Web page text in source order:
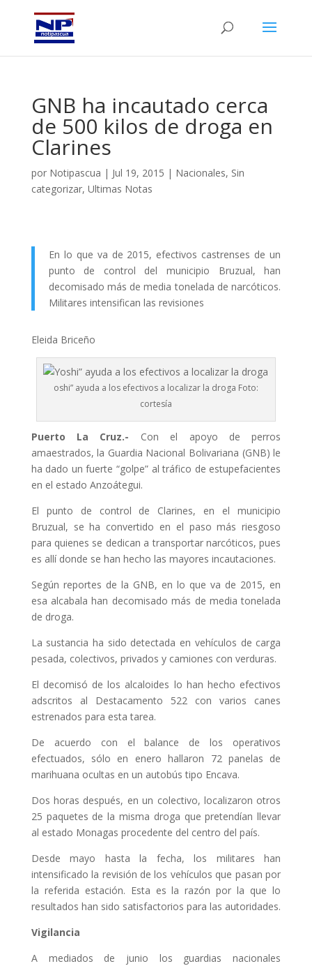
GNB ha incautado cerca
de 500 kilos de droga en
Clarines
por Notipascua | Jul 19, 2015 | Nacionales, Sin
categorizar, Ultimas Notas
En lo que va de 2015, efectivos castrenses de un
punto de control del municipio Bruzual, han
decomisado más de media tonelada de narcóticos.
Militares intensifican las revisiones
Eleida Briceño
oshi” ayuda a los efectivos a localizar la droga Foto:
cortesía
Puerto La Cruz.- Con el apoyo de perros
amaestrados, la Guardia Nacional Bolivariana (GNB) le
ha dado un fuerte “golpe” al tráfico de estupefacientes
en el estado Anzoátegui.
El punto de control de Clarines, en el municipio
Bruzual, se ha convertido en el paso más riesgoso
para quienes se dedican a transportar narcóticos, pues
es allí donde se han hecho las mayores incautaciones.
Según reportes de la GNB, en lo que va de 2015, en
esa alcabala han decomisado más de media tonelada
de droga.
La sustancia ha sido detectada en vehículos de carga
pesada, colectivos, privados y camiones con verduras.
El decomisó de los alcaloides lo han hecho efectivos
adscritos al Destacamento 522 con varios canes
estrenados para esta tarea.
De acuerdo con el balance de los operativos
efectuados, sólo en enero hallaron 72 panelas de
marihuana ocultas en un autobús tipo Encava.
Dos horas después, en un colectivo, localizaron otros
25 paquetes de la misma droga que pretendían llevar
al estado Monagas procedente del centro del país.
Desde mayo hasta la fecha, los militares han
intensificado la revisión de los vehículos que pasan por
la referida estación. Esta es la razón por la que lo
resultados han sido satisfactorios para las autoridades.
Vigilancia
A mediados de junio los guardias nacionales